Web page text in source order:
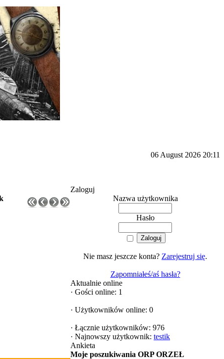
06 August 2026 20:11
Zaloguj
Nazwa użytkownika
Hasło
Nie masz jeszcze konta? Zarejestruj się.
Zapomniałeś/aś hasła?
Aktualnie online
· Gości online: 1
· Użytkowników online: 0
· Łącznie użytkowników: 976
· Najnowszy użytkownik: testik
Ankieta
Moje poszukiwania ORP ORZEŁ